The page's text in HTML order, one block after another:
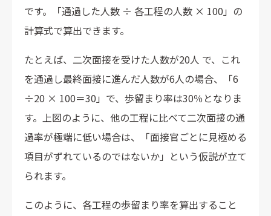
です。「通過した人数 ÷ 各工程の人数 × 100」の
計算式で算出できます。
たとえば、二次面接を受けた人数が20人 で、これ
を通過し最終面接に進んだ人数が6人の場合、「6
÷20 × 100＝30」で、歩留まり率は30％となりま
す。上図のように、他の工程に比べて二次面接の通
過率が極端に低い場合は、「面接官ごとに見極める
項目がずれているのではないか」という仮説が立て
られます。
このように、各工程の歩留まり率を算出すること